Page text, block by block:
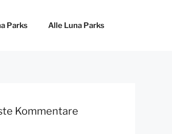
Parks Alle Luna Parks
Kommentare